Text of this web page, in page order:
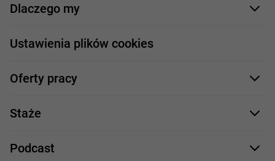
Dlaczego my
Nasi pracownicy
Nasze projekty
Profile zawodowe
Ustawienia plików cookies
Oferty pracy
Formularz aplikacyjny
.NET
Staże
Staże IT
Podcast